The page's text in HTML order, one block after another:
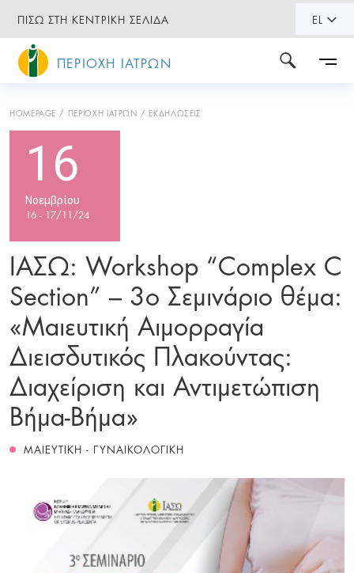
ΠΙΣΩ ΣΤΗ ΚΕΝΤΡΙΚΗ ΣΕΛΙΔΑ EL
ΠΕΡΙΟΧΗ ΙΑΤΡΩΝ
HOMEPAGE ΠΕΡΙΟΧΗ ΙΑΤΡΩΝ ΕΚΔΗΛΩΣΕΙΣ
16
Νοεμβρίου
16 - 17/11/24
ΙΑΣΩ: Workshop “Complex C
Section” – 3ο Σεμινάριο θέμα:
«Μαιευτική Αιμορραγία
Διεισδυτικός Πλακούντας:
Διαχείριση και Αντιμετώπιση
Βήμα-Βήμα»
ΜΑΙΕΥΤΙΚΗ - ΓΥΝΑΙΚΟΛΟΓΙΚΗ